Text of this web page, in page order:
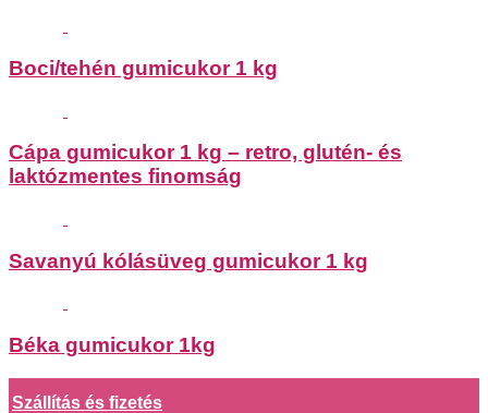
Boci/tehén gumicukor 1 kg
Cápa gumicukor 1 kg – retro, glutén- és
laktózmentes finomság
Savanyú kólásüveg gumicukor 1 kg
Béka gumicukor 1kg
Szállítás és fizetés